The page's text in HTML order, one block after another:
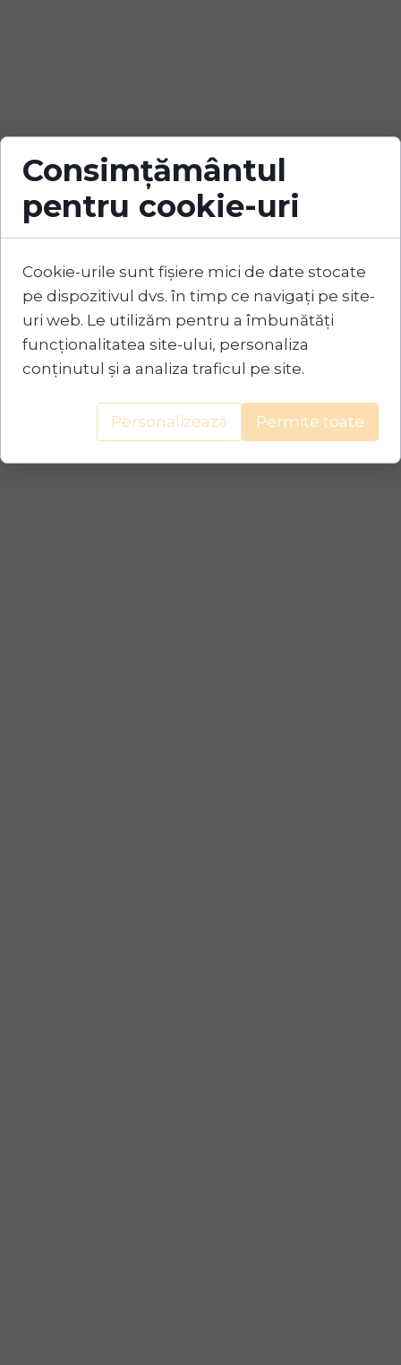
Consimțământul
pentru cookie-uri
Cookie-urile sunt fișiere mici de date stocate
pe dispozitivul dvs. în timp ce navigați pe site-
uri web. Le utilizăm pentru a îmbunătăți
funcționalitatea site-ului, personaliza
conținutul și a analiza traficul pe site.
Personalizează Permite toate